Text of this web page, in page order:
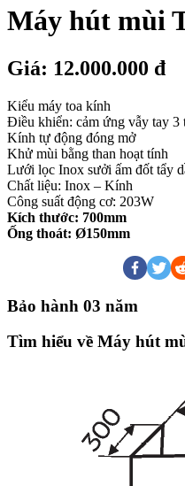
Máy hút mùi
Giá: 12.000.000 đ
Kiểu máy toa kính
Điều khiển: cảm ứng vẫy tay 3
Kính tự động đóng mở
Khử mùi bằng than hoạt tính
Lưới lọc Inox sưởi ấm đốt tẩy
Chất liệu: Inox – Kính
Công suất động cơ: 203W
Kích thước: 700mm
Ống thoát: Ø150mm
Bảo hành 03 năm
Tìm hiểu về Máy hút